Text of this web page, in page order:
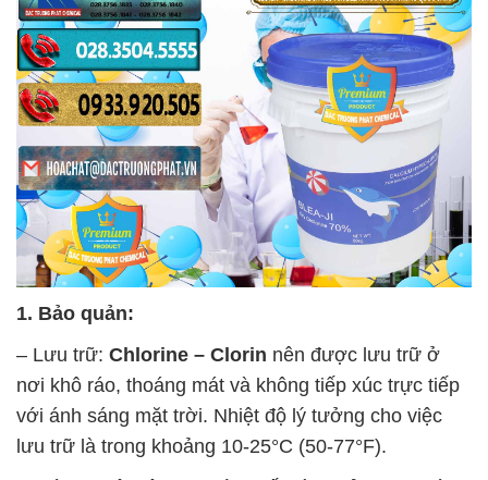
1. Bảo quản:
– Lưu trữ: Chlorine – Clorin nên được lưu trữ ở
nơi khô ráo, thoáng mát và không tiếp xúc trực tiếp
với ánh sáng mặt trời. Nhiệt độ lý tưởng cho việc
lưu trữ là trong khoảng 10-25°C (50-77°F).